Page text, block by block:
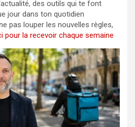
des outils qui te font
jour dans ton quotidien
pas louper les nouvelles règles,
pour la recevoir chaque semaine